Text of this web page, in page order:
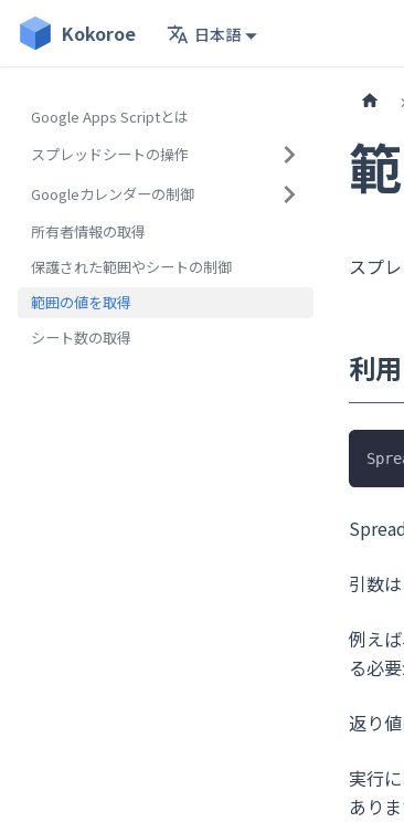
Kokoroe 日本語
Kokoroe
Google Apps Scriptとは
スプレッドシートの操作
Googleカレンダーの制御
所有者情報の取得
保護された範囲やシートの制御
範囲の値を取得
シート数の取得
スプ
利
引数
例え
る必
返り
実行
ありま